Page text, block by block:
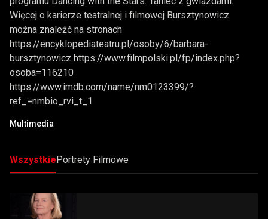
Więcej o karierze teatralnej i filmowej Bursztynowicz
można znaleźć na stronach
https://encyklopediateatru.pl/osoby/6/barbara-
bursztynowicz https://www.filmpolski.pl/fp/index.php?
osoba=116210
https://www.imdb.com/name/nm0123399/?
ref_=nmbio_rvi_t_1
Multimedia
WszystkiePortrety Filmowe